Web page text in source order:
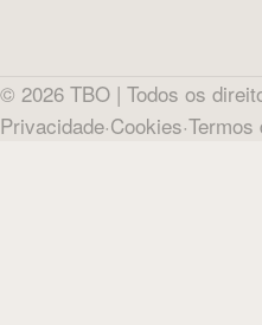
© 2026 TBO | Todos os
Privacidade·Cookies·Termos